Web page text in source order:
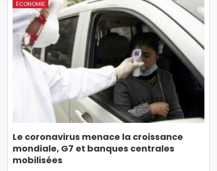
ÉCONOMIE
Le coronavirus menace la croissance
mondiale, G7 et banques centrales
mobilisées